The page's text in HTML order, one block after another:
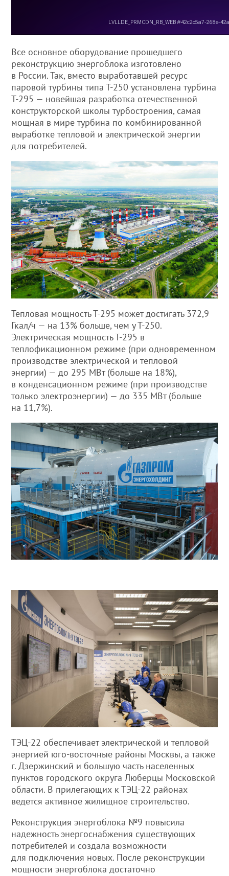
Все основное оборудование прошедшего
реконструкцию энергоблока изготовлено
в России. Так, вместо выработавшей ресурс
паровой турбины типа Т-250 установлена турбина
Т-295 — новейшая разработка отечественной
конструкторской школы турбостроения, самая
мощная в мире турбина по комбинированной
выработке тепловой и электрической энергии
для потребителей.
Тепловая мощность Т-295 может достигать 372,9
Гкал/ч — на 13% больше, чем у Т-250.
Электрическая мощность Т-295 в
теплофикационном режиме (при одновременном
производстве электрической и тепловой
энергии) — до 295 МВт (больше на 18%),
в конденсационном режиме (при производстве
только электроэнергии) — до 335 МВт (больше
на 11,7%).
ТЭЦ-22 обеспечивает электрической и тепловой
энергией юго-восточные районы Москвы, а также
г. Дзержинский и большую часть населенных
пунктов городского округа Люберцы Московской
области. В прилегающих к ТЭЦ-22 районах
ведется активное жилищное строительство.
Реконструкция энергоблока №9 повысила
надежность энергоснабжения существующих
потребителей и создала возможности
для подключения новых. После реконструкции
мощности энергоблока достаточно